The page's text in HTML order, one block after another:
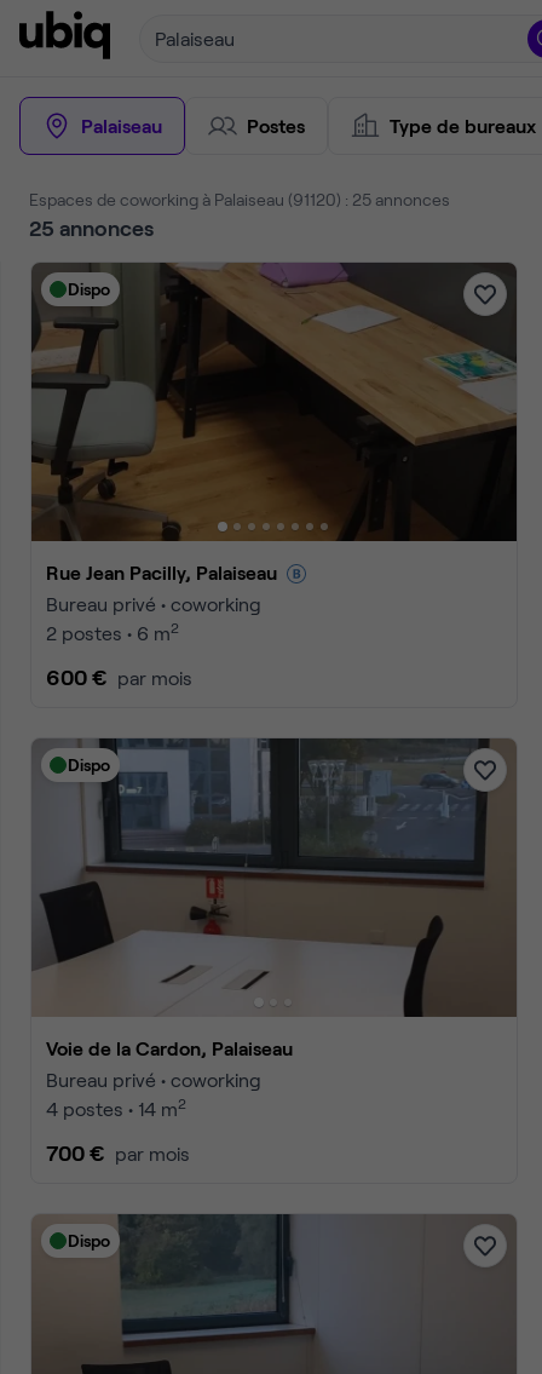
Palaiseau
Palaiseau Postes Type de bureaux
Espaces de coworking à Palaiseau (91120) : 25 annonces
25 annonces